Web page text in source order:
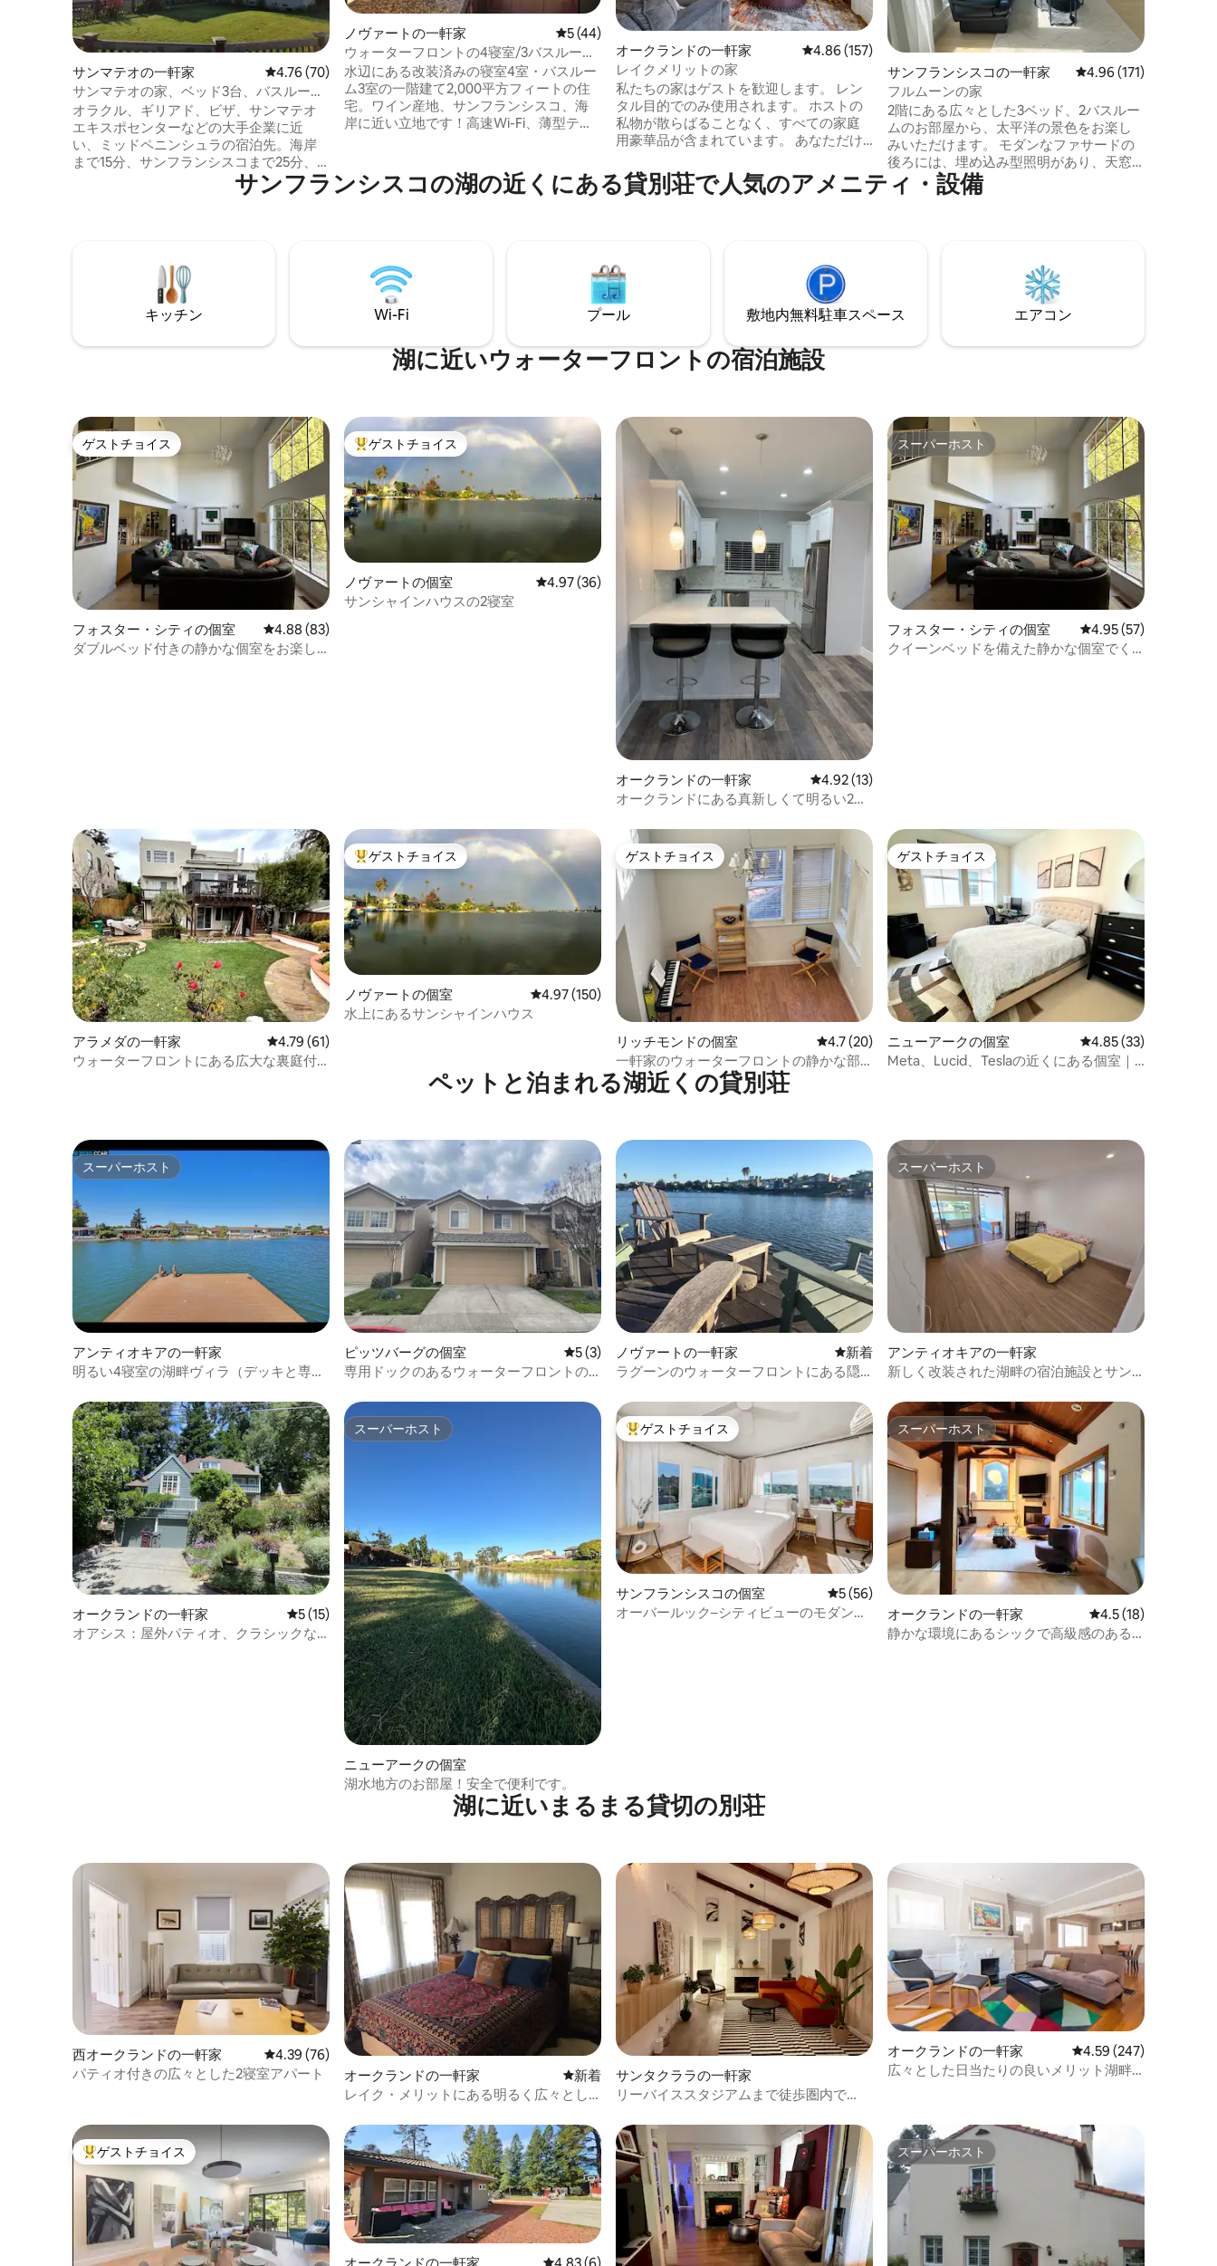
サンマテオの一軒家 レビュー70件、5つ星中4.76つ星の平均評価
4.76 (70)
サンマテオの家、ベッド3台、バスルーム
2室
オラクル、ギリアド、ビザ、サンマテオ
エキスポセンターなどの大手企業に近
い、ミッドペニンシュラの宿泊先。海岸
まで15分、サンフランシスコまで25分、
サンノゼまで35分、サンフランシスコ国
月中旬から2月中旬までは料金が柔軟にな
ースの石けん・シャンプーの使用が禁止
されています。ご自身のものを持参して
いただく必要があります（ハンドソープ
と食器用洗剤は提供しています）。 4. 最
ノヴァートの一軒家 レビュー44件、5つ星中5つ星の平均評価
5 (44)
ウォーターフロントの4寝室/3バスルーム
の家 - サンフランシスコ/ワイン/レースの
近く！
水辺にある改装済みの寝室4室・バスルー
ム3室の一階建て2,000平方フィートの住
宅。ワイン産地、サンフランシスコ、海
岸に近い立地です！高速Wi-Fi、薄型テレ
ム、主寝室の浴室にあるジェットバス、
ウォークイン式のパントリーなど、さま
主寝室：キングサイズベッド ゲストルー
ム#1：クイーンベッド ゲストルーム2：ク
イーンベッド ゲストルーム#3：クイーン
インベッドに変えられます。ペット同伴
可です。
オークランドの一軒家 レビュー157件、5つ星中4.86つ星の平均評価
4.86 (157)
レイクメリットの家
私たちの家はゲストを歓迎します。 レン
タル目的でのみ使用されます。 ホストの
私物が散らばることなく、すべての家庭
用豪華品が含まれています。 あなただけ
い4つのベッドルームには、キングベッド
3台、クイーンベッド1台、フルベッド1台
で構成された8つのエレガントな部屋があ
ります。 エンターテイメント用のデッ
キ。車庫1台分と簡単な駐車場、メインフ
ロアには2台のテレビとBluetoothステレ
サンフランシスコの一軒家 レビュー171件、5つ
4.96 (171)
フルムーンの家
2階にある広々とした3ベッド、2バスルー
ムのお部屋から、太平洋の景色をお楽し
みいただけます。 モダンなファサードの
後ろには、埋め込み型照明があり、天窓
がある家の開放的で風通しの良いレイア
ウトにはたくさんの自然光が流れ込んで
へのアクセスが便利です。 近くの公園に
は、マーセッドハイツ・プレイグラウン
ド、ミニー＆ラヴィーワード・レクリエ
ーションセンター、レイクマーセッドパ
ーク、ハーディングパーク・ゴルフコー
スなどがあります。
サンフランシスコの湖の近くにある貸別荘で人気のアメニティ・設備
キッチン Wi-Fi プール 敷地内無料駐⁠車ス⁠ペ⁠ー⁠ス エアコン
湖に近いウォーターフロントの宿泊施設
ゲストチョイス
ゲストチョイス
フォスター・シティの個室 レビュー83件、5つ星中4.88つ星の平均評価
4.88 (83)
ダブルベッド付きの静かな個室をお楽し
大好評のゲストチョイスです。
ゲストチョイス
ノヴァートの個室 レビュー36件、5つ星中4.97つ星の平均評価
4.97 (36)
サンシャインハウスの2寝室
オークランドの一軒家 レビュー13件、5つ星中4.92つ星の平均評価
4.92 (13)
オークランドにある真新しくて明るい2寝
スーパーホスト
スーパーホスト
フォスター・シティの個室 レビュー57件、5つ
4.95 (57)
クイーンベッドを備えた静かな個室でく
アラメダの一軒家 レビュー61件、5つ星中4.79つ星の平均評価
4.79 (61)
ウォーターフロントにある広大な裏庭付
大好評のゲストチョイスです。
ゲストチョイス
ノヴァートの個室 レビュー150件、5つ星中4.97つ星の平均評価
4.97 (150)
水上にあるサンシャインハウス
ゲストチョイス
ゲストチョイス
リッチモンドの個室 レビュー20件、5つ星中4.7つ星の平均評価
4.7 (20)
一軒家のウォーターフロントの静かな部
屋
ゲストチョイス
ゲストチョイス
ニューアークの個室 レビュー33件、5つ
4.85 (33)
Meta、Lucid、Teslaの近くにある個室｜
ペットと泊まれる湖近くの貸別荘
スーパーホスト
スーパーホスト
アンティオキアの一軒家
明るい4寝室の湖畔ヴィラ（デッキと専用
ピッツバーグの個室 レビュー3件、5つ星中5つ星の平均評価
5 (3)
専用ドックのあるウォーターフロントの
ノヴァートの一軒家 新しい宿泊先
新着
ラグーンのウォーターフロントにある隠
スーパーホスト
スーパーホスト
アンティオキアの一軒家
新しく改装された湖畔の宿泊施設とサン
オークランドの一軒家 レビュー15件、5つ星中5つ星の平均評価
5 (15)
オアシス：屋外パティオ、クラシックな
スーパーホスト
スーパーホスト
ニューアークの個室
湖水地方のお部屋！安全で便利です。
大好評のゲストチョイスです。
ゲストチョイス
サンフランシスコの個室 レビュー56件、5つ星中5つ星の平均評価
5 (56)
オーバールック–シティビューのモダンな
スーパーホスト
スーパーホスト
オークランドの一軒家 レビュー18件、5つ
4.5 (18)
静かな環境にあるシックで高級感のある
湖に近いまるまる貸切の別荘
西オークランドの一軒家 レビュー76件、5つ星中4.39つ星の平均評価
4.39 (76)
パティオ付きの広々とした2寝室アパート
オークランドの一軒家 新しい宿泊先
新着
レイク・メリットにある明るく広々とし
サンタクララの一軒家
リーバイススタジアムまで徒歩圏内で
オークランドの一軒家 レビュー247件、5つ
4.59 (247)
広々とした日当たりの良いメリット湖畔
大好評のゲストチョイスです。
ゲストチョイス スーパーホスト
スーパーホスト